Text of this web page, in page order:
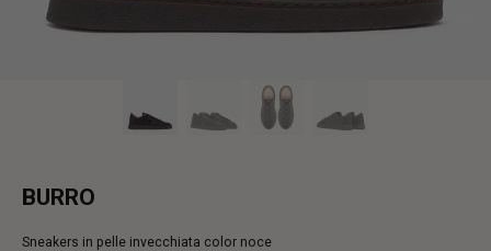
BURRO
Sneakers in pelle invecchiata color noce